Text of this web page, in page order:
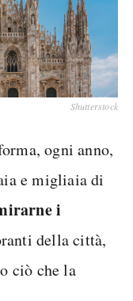
Shutterstock
ogni anno,
e migliaia di
i
della città,
ciò che la